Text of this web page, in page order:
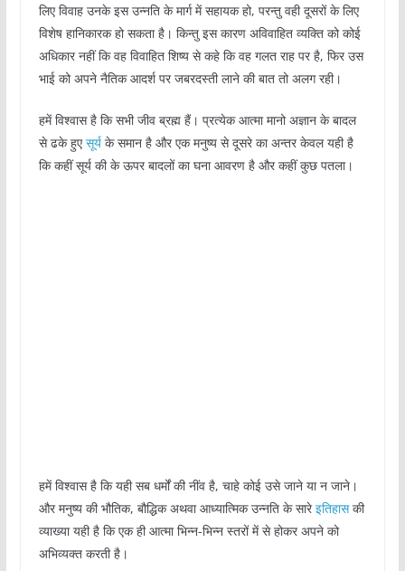
लिए विवाह उनके इस उन्नति के मार्ग में सहायक हो, परन्तु वही दूसरों के लिए
विशेष हानिकारक हो सकता है। किन्तु इस कारण अविवाहित व्यक्ति को कोई
अधिकार नहीं कि वह विवाहित शिष्य से कहे कि वह गलत राह पर है, फिर उस
भाई को अपने नैतिक आदर्श पर जबरदस्ती लाने की बात तो अलग रही।
हमें विश्वास है कि सभी जीव ब्रह्म हैं। प्रत्येक आत्मा मानो अज्ञान के बादल
से ढके हुए सूर्यके समान है और एक मनुष्य से दूसरे का अन्तर केवल यही है
कि कहीं सूर्य की के ऊपर बादलों का घना आवरण है और कहीं कुछ पतला।
हमें विश्वास है कि यही सब धर्मों की नींव है, चाहे कोई उसे जाने या न जाने।
और मनुष्य की भौतिक, बौद्धिक अथवा आध्यात्मिक उन्नति के सारेइतिहासकी
व्याख्या यही है कि एक ही आत्मा भिन्न-भिन्न स्तरों में से होकर अपने को
अभिव्यक्त करती है।